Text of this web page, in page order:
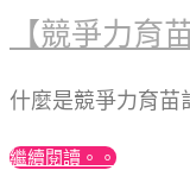
【競爭力育
什麼是競爭力育
繼續閱讀。。